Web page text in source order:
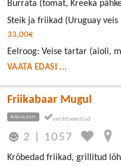
Burrata (tomat, Kreeka
Steik ja friikad (Uruguay
33,00€
Eelroog: Veise tartar (aioli,
VAATA EDASI ...
Friikabaar Mugul
RÄNILINN
2 1057
Krõbedad friikad, grillitud